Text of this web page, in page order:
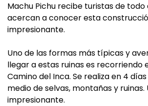
Machu Pichu recibe turistas de todo
acercan a conocer esta
impresionante.
Uno de las formas más típicas y
llegar a estas ruinas es recorriendo
Camino del Inca. Se realiza en 4
medio de selvas, montañas y
impresionante.